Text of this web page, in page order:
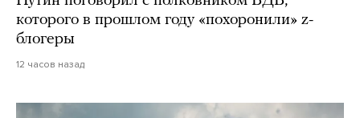
которого в прошлом году «похоронили» z-
блогеры
12 часов назад